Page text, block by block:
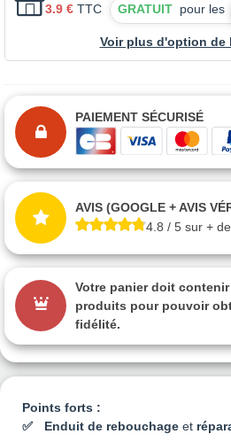
Points forts :
Enduit de rebouchage et
3.9 € TTC GRATUIT pour les
Voir plus d'option de
PAIEMENT SÉCURISÉ
AVIS (GOOGLE + AVIS
4.8 / 5 sur +
Votre panier doit
produits pour pouvoir
fidélité.